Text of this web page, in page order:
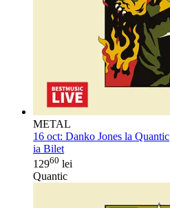
METAL
16 oct: Danko Jones la Quantic
ia Bilet
12960 lei
Quantic